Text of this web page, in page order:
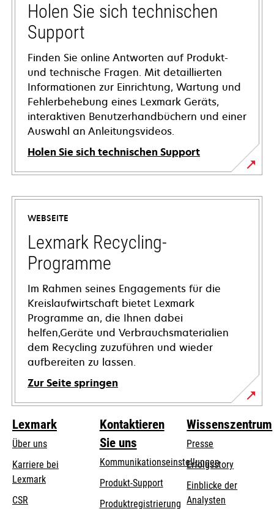
Holen Sie sich technischen
Support
Finden Sie online Antworten auf Produkt-
und technische Fragen. Mit detaillierten
Informationen zur Einrichtung, Wartung und
Fehlerbehebung eines Lexmark Geräts,
interaktiven Benutzerhandbüchern und einer
Auswahl an Anleitungsvideos.
Holen Sie sich technischen Support
wird
in
neuen
Registerkarte
geöffnet
WEBSEITE
Lexmark Recycling-
Programme
Im Rahmen seines Engagements für die
Kreislaufwirtschaft bietet Lexmark
Programme an, die Ihnen dabei
helfen,Geräte und Verbrauchsmaterialien
dem Recycling zuzuführen und wieder
aufbereiten zu lassen.
Zur Seite springen
Lexmark
Über uns
Karriere bei
Lexmark
CSR
Kontaktieren
Sie uns
Kommunikationseinstellungen
wird
in
Produkt-Supportwird
Produktregistrierung
Wissenszentrum
Presse
Erfolgsstory
Einblicke der
Analysten